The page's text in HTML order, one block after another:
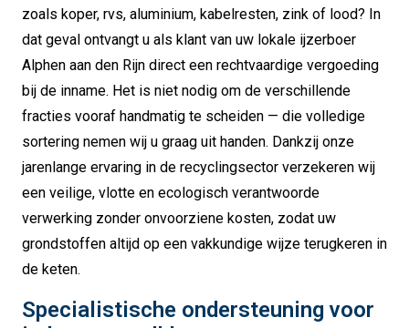
zoals koper, rvs, aluminium, kabelresten, zink of lood? In
dat geval ontvangt u als klant van uw lokale ijzerboer
Alphen aan den Rijn direct een rechtvaardige vergoeding
bij de inname. Het is niet nodig om de verschillende
fracties vooraf handmatig te scheiden — die volledige
sortering nemen wij u graag uit handen. Dankzij onze
jarenlange ervaring in de recyclingsector verzekeren wij
een veilige, vlotte en ecologisch verantwoorde
verwerking zonder onvoorziene kosten, zodat uw
grondstoffen altijd op een vakkundige wijze terugkeren in
de keten.
Specialistische ondersteuning voor